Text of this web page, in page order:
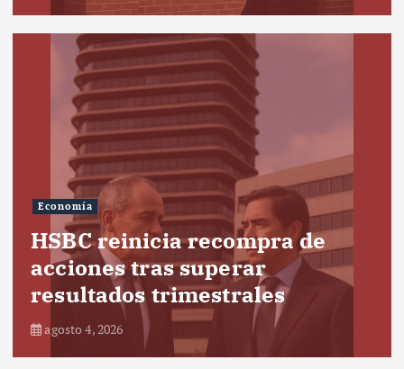
Economía
HSBC reinicia recompra de
acciones tras superar
resultados trimestrales
agosto 4, 2026